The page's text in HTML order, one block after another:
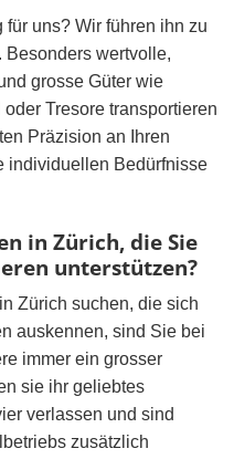
uns? Wir führen ihn zu
Besonders wertvolle,
grosse Güter wie
Tresore transportieren
Präzision an Ihren
individuellen Bedürfnisse
in Zürich, die Sie
unterstützen?
Zürich suchen, die sich
auskennen, sind Sie bei
immer ein grosser
sie ihr geliebtes
verlassen und sind
zusätzlich